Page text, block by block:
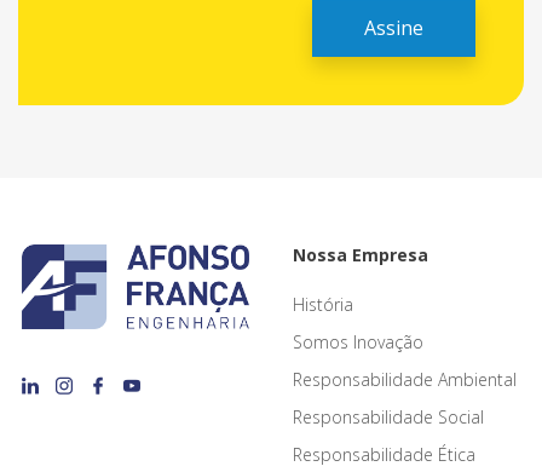
Nossa Empresa
História
Somos Inovação
Responsabilidade Ambiental
Responsabilidade Social
Responsabilidade Ética